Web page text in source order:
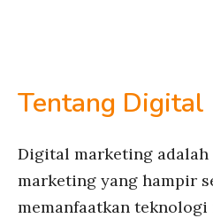
Tentang Digital
Digital marketing adalah
marketing yang hampir
memanfaatkan